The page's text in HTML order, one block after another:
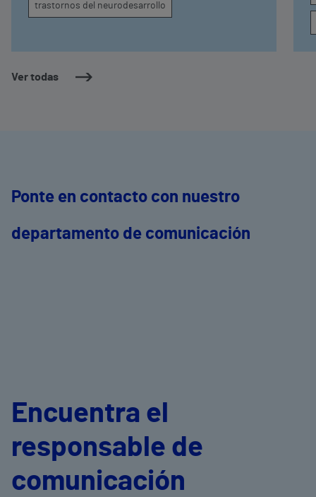
Ver todas
trastornos del neurodesarrollo
Ponte en contacto con nuestro
departamento de comunicación
Encuentra el
responsable de
comunicación